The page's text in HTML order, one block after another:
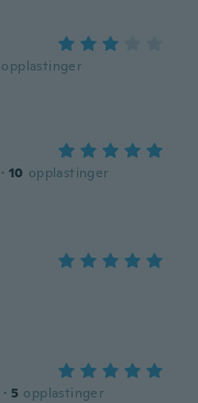
opplastinger
· 10 opplastinger
· 5 opplastinger